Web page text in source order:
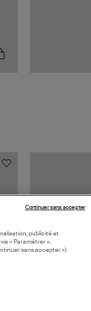
publicité et
« Paramétrer »,
sans accepter »).
Continuer sans accepter